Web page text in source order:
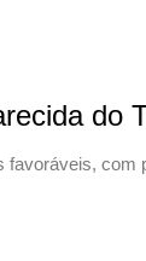
do
favoráveis, com